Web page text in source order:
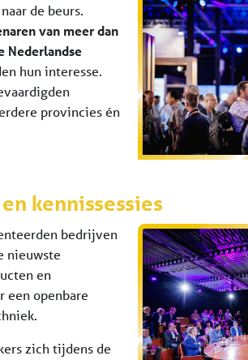
de beurs.
van meer dan
Nederlandse
hun interesse.
provincies én
kennissessies
bedrijven
nieuwste
en
een openbare
zich tijdens de